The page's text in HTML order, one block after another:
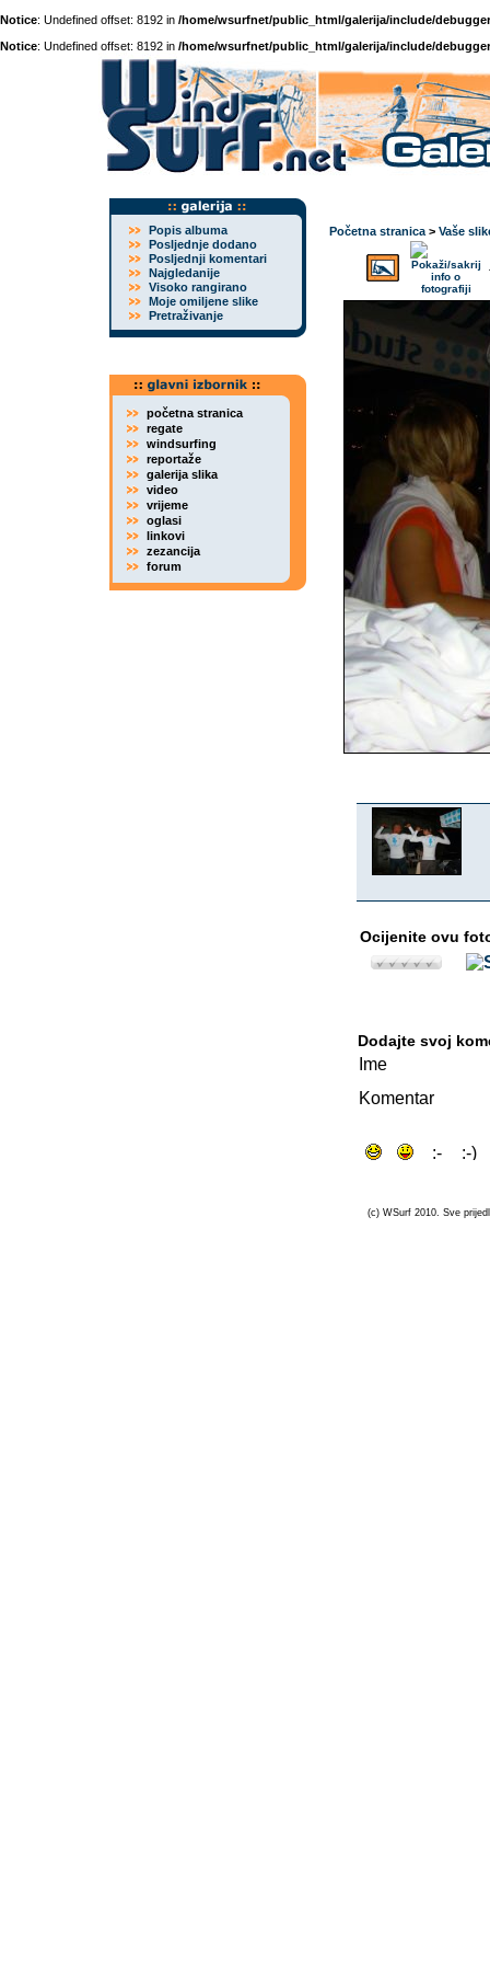
Notice: Undefined offset: 8192 in /home/wsurfnet/public_html/galerija/include/
Notice: Undefined offset: 8192 in /home/wsurfnet/public_html/galerija/include/
Popis albuma
Posljednje dodano
Posljednji komentari
Najgledanije
Visoko rangirano
Moje omiljene slike
Pretraživanje
početna stranica
regate
windsurfing
reportaže
galerija slika
video
vrijeme
oglasi
linkovi
zezancija
forum
Početna stranica > Vaše
Ocijenite ovu
Dodajte svoj
Ime
Komentar
(c) WSurf 2010. Sve